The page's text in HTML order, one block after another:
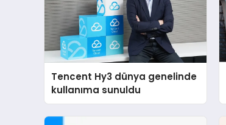
Tencent Hy3 dünya genelinde
kullanıma sunuldu